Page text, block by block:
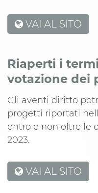
VAI AL SITO
Riaperti i
votazione dei
Gli aventi diritto
progetti riportati
entro e non oltre le
2023.
VAI AL SITO